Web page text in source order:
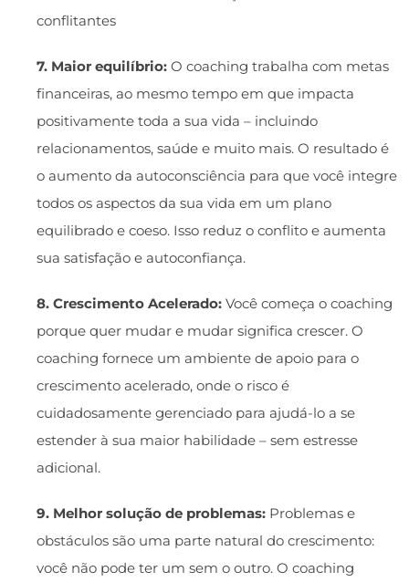
conflitantes
7. Maior equilíbrio: O coaching trabalha com metas
financeiras, ao mesmo tempo em que impacta
positivamente toda a sua vida – incluindo
relacionamentos, saúde e muito mais. O resultado é
o aumento da autoconsciência para que você integre
todos os aspectos da sua vida em um plano
equilibrado e coeso. Isso reduz o conflito e aumenta
sua satisfação e autoconfiança.
8. Crescimento Acelerado: Você começa o coaching
porque quer mudar e mudar significa crescer. O
coaching fornece um ambiente de apoio para o
crescimento acelerado, onde o risco é
cuidadosamente gerenciado para ajudá-lo a se
estender à sua maior habilidade – sem estresse
adicional.
9. Melhor solução de problemas: Problemas e
obstáculos são uma parte natural do crescimento:
você não pode ter um sem o outro. O coaching